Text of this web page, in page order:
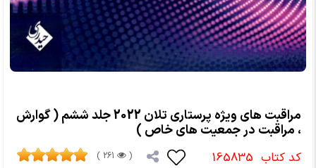
مراقبت های ویژه پرستاری تلان 2022 جلد ششم ( گوارش
، مراقبت در جمعیت های خاص )
کد کتاب 165835
(
261 )